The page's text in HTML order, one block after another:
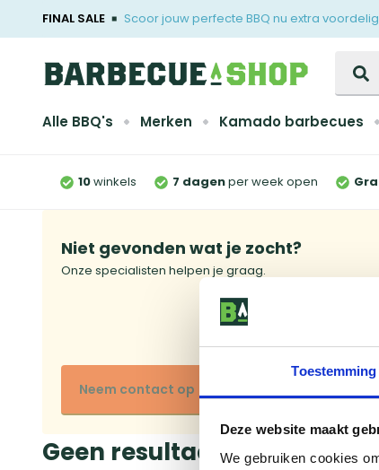
Toestemming
Deze website maakt
We gebruiken cookies
FINAL SALE Scoor jouw perfecte BBQ nu extra voordelig
Alle BBQ's Merken Kamado barbecues
10winkels 7 dagenper week open
Niet gevonden wat je zocht?
Onze specialisten helpen je graag.
Neem contact op
Geen resultaat